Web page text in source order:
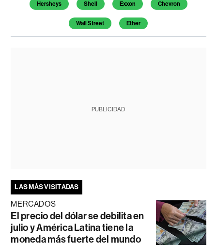
Hersheys Shell Exxon Chevron
Wall Street Ether
PUBLICIDAD
LAS MÁS VISITADAS
MERCADOS
El precio del dólar se debilita en
julio y América Latina tiene la
moneda más fuerte del mundo